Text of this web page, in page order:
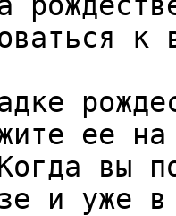
ее
вы
и уже